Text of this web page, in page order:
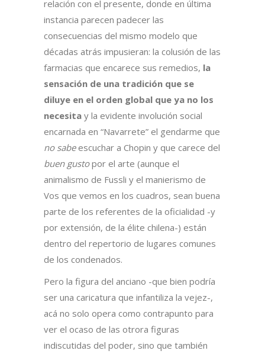
relación con el presente, donde en última
instancia parecen padecer las
consecuencias del mismo modelo que
décadas atrás impusieran: la colusión de las
farmacias que encarece sus remedios, la
sensación de una tradición que se
diluye en el orden global que ya no los
necesita y la evidente involución social
encarnada en “Navarrete” el gendarme que
no sabeescuchar a Chopin y que carece del
buen gustopor el arte (aunque el
animalismo de Fussli y el manierismo de
Vos que vemos en los cuadros, sean buena
parte de los referentes de la oficialidad -y
por extensión, de la élite chilena-) están
dentro del repertorio de lugares comunes
de los condenados.
Pero la figura del anciano -que bien podría
ser una caricatura que infantiliza la vejez-,
acá no solo opera como contrapunto para
ver el ocaso de las otrora figuras
indiscutidas del poder, sino que también